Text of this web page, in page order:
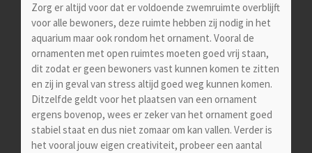
Zorg er altijd voor dat er voldoende zwemruimte overblijft
voor alle bewoners, deze ruimte hebben zij nodig in het
aquarium maar ook rondom het ornament. Vooral de
ornamenten met open ruimtes moeten goed vrij staan,
dit zodat er geen bewoners vast kunnen komen te zitten
en zij in geval van stress altijd goed weg kunnen komen.
Ditzelfde geldt voor het plaatsen van een ornament
ergens bovenop, wees er zeker van het ornament goed
stabiel staat en dus niet zomaar om kan vallen. Verder is
het vooral jouw eigen creativiteit, probeer een aantal